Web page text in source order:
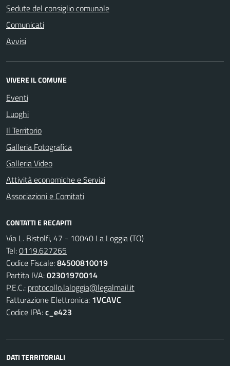
Sedute del consiglio comunale
Comunicati
Avvisi
VIVERE IL COMUNE
Eventi
Luoghi
Il Territorio
Galleria Fotografica
Galleria Video
Attività economiche e Servizi
Associazioni e Comitati
CONTATTI E RECAPITI
Via L. Bistolfi, 47 - 10040 La Loggia (TO)
Tel:0119.627265
Codice Fiscale:84500810019
Partita IVA:02301970014
P.E.C.: protocollo.laloggia@legalmail.it
Fatturazione Elettronica: 1VCAVC
Codice IPA:c_e423
DATI TERRITORIALI